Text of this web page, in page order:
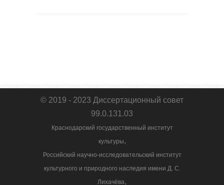
© 2019 - 2023 Диссертационный совет
99.0.131.03
Краснодарский государственный институт
культуры,
Российский научно-исследовательский институт
культурного и природного наследия имени Д. С.
Лихачёва,